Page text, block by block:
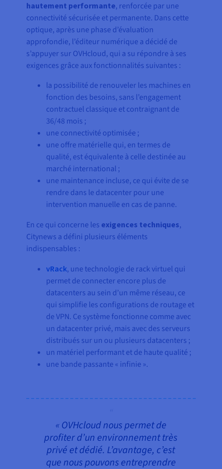
hautement performante, renforcée par une
connectivité sécurisée et permanente. Dans cette
optique, après une phase d’évaluation
approfondie, l’éditeur numérique a décidé de
s’appuyer sur OVHcloud, qui a su répondre à ses
exigences grâce aux fonctionnalités suivantes :
la possibilité de renouveler les machines en
fonction des besoins, sans l’engagement
contractuel classique et contraignant de
36/48 mois ;
une connectivité optimisée ;
une offre matérielle qui, en termes de
qualité, est équivalente à celle destinée au
marché international ;
une maintenance incluse, ce qui évite de se
rendre dans le datacenter pour une
intervention manuelle en cas de panne.
En ce qui concerne les exigences techniques,
Citynews a défini plusieurs éléments
indispensables :
vRack, une technologie de rack virtuel qui
permet de connecter encore plus de
datacenters au sein d’un même réseau, ce
qui simplifie les configurations de routage et
de VPN. Ce système fonctionne comme avec
un datacenter privé, mais avec des serveurs
distribués sur un ou plusieurs datacenters ;
un matériel performant et de haute qualité ;
une bande passante « infinie ».
« OVHcloud nous permet de
profiter d’un environnement très
privé et dédié. L’avantage, c’est
que nous pouvons entreprendre